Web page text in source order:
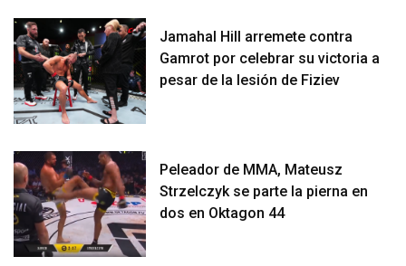
Jamahal Hill arremete contra
Gamrot por celebrar su victoria a
pesar de la lesión de Fiziev
Peleador de MMA, Mateusz
Strzelczyk se parte la pierna en
dos en Oktagon 44